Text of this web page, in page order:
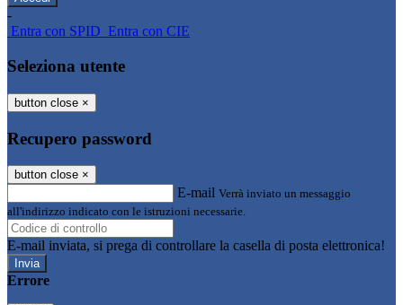
-
Entra con SPID Entra con CIE
Seleziona utente
button close ×
Recupero password
button close ×
E-mail Verrà inviato un messaggio
all'indirizzo indicato con le istruzioni necessarie.
E-mail inviata, si prega di controllare la casella di posta elettronica!
Errore